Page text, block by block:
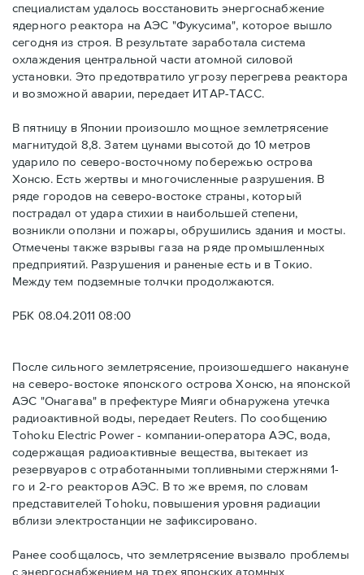
специалистам удалось восстановить энергоснабжение
ядерного реактора на АЭС "Фукусима", которое вышло
сегодня из строя. В результате заработала система
охлаждения центральной части атомной силовой
установки. Это предотвратило угрозу перегрева реактора
и возможной аварии, передает ИТАР-ТАСС.
В пятницу в Японии произошло мощное землетрясение
магнитудой 8,8. Затем цунами высотой до 10 метров
ударило по северо-восточному побережью острова
Хонсю. Есть жертвы и многочисленные разрушения. В
ряде городов на северо-востоке страны, который
пострадал от удара стихии в наибольшей степени,
возникли оползни и пожары, обрушились здания и мосты.
Отмечены также взрывы газа на ряде промышленных
предприятий. Разрушения и раненые есть и в Токио.
Между тем подземные толчки продолжаются.
РБК 08.04.2011 08:00
После сильного землетрясение, произошедшего накануне
на северо-востоке японского острова Хонсю, на японской
АЭС "Онагава" в префектуре Мияги обнаружена утечка
радиоактивной воды, передает Reuters. По сообщению
Tohoku Electric Power - компании-оператора АЭС, вода,
содержащая радиоактивные вещества, вытекает из
резервуаров с отработанными топливными стержнями 1-
го и 2-го реакторов АЭС. В то же время, по словам
представителей Tohoku, повышения уровня радиации
вблизи электростанции не зафиксировано.
Ранее сообщалось, что землетрясение вызвало проблемы
с энергоснабжением на трех японских атомных